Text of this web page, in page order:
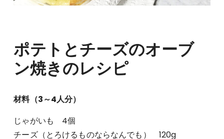
ポテトとチーズのオーブ
ン焼きのレシピ
材料（3～4人分）
じゃがいも 4個
チーズ（とろけるものならなんでも） 120g